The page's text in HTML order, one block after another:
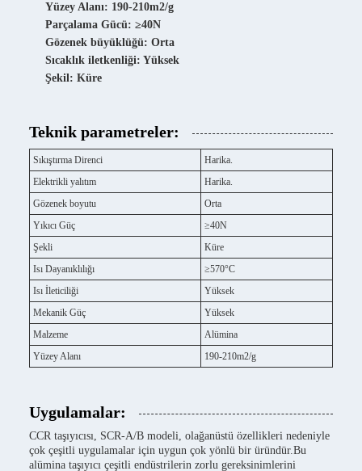
Yüzey Alanı: 190-210m2/g
Parçalama Gücü: ≥40N
Gözenek büyüklüğü: Orta
Sıcaklık iletkenliği: Yüksek
Şekil: Küre
Teknik parametreler:
Sıkıştırma Direnci
Harika.
Elektrikli yalıtım
Harika.
Gözenek boyutu
Orta
Yıkıcı Güç
≥40N
Şekli
Küre
Isı Dayanıklılığı
≥570°C
Isı İleticiliği
Yüksek
Mekanik Güç
Yüksek
Malzeme
Alümina
Yüzey Alanı
190-210m2/g
Uygulamalar:
CCR taşıyıcısı, SCR-A/B modeli, olağanüstü özellikleri nedeniyle
çok çeşitli uygulamalar için uygun çok yönlü bir üründür.Bu
alümina taşıyıcı çeşitli endüstrilerin zorlu gereksinimlerini